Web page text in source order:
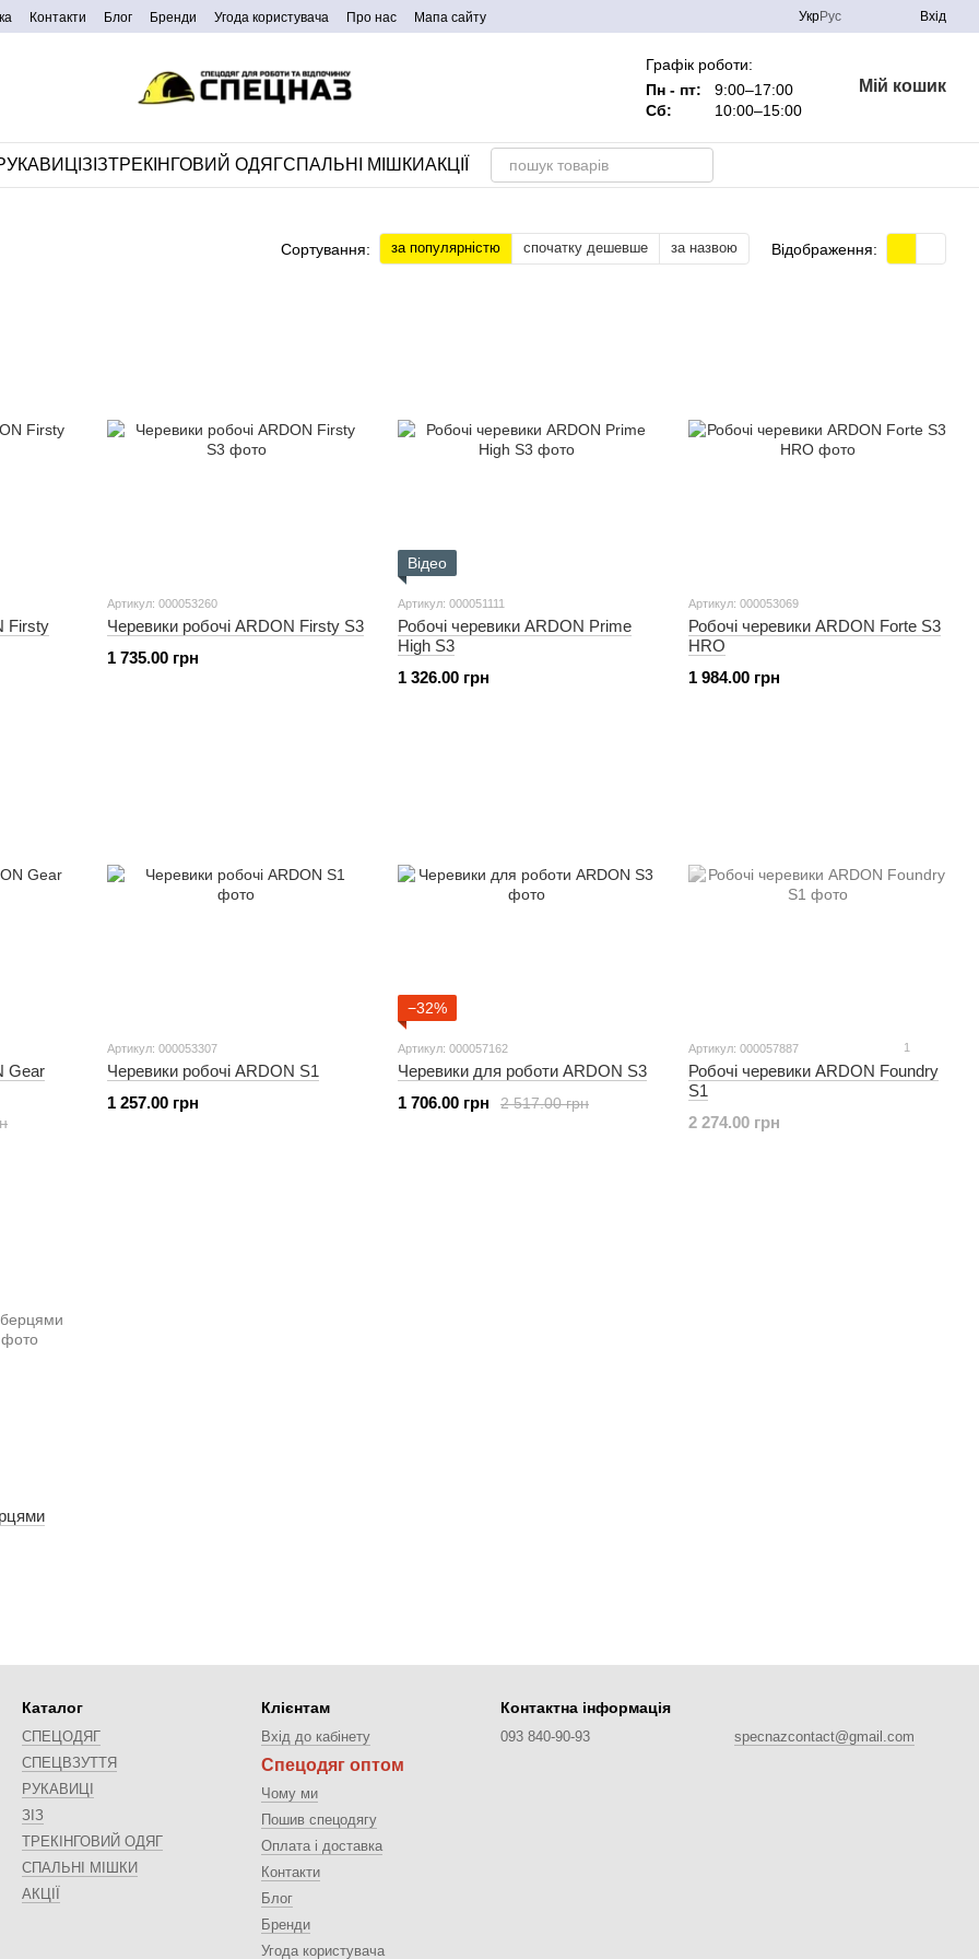
Контакти Блог Бренди Угода користувача Про нас Мапа сайту УкрРус Вхід
Графік роботи:
Пн - пт:
9:00–17:00
Сб:
10:00–15:00
Мій кошик
ЗІЗТРЕКІНГОВИЙ ОДЯГСПАЛЬНІ МІШКИАКЦІЇ
Сортування: за популярністю спочатку дешевше за назвою Відображення:
Firsty
Артикул: 000053260
Черевики робочі ARDON Firsty S3
1 735.00 грн
Відео
Артикул: 000051111
Робочі черевики ARDON Prime
High S3
1 326.00 грн
Артикул: 000053069
Робочі черевики ARDON Forte S3
HRO
1 984.00 грн
Gear
Артикул: 000053307
Черевики робочі ARDON S1
1 257.00 грн
−32%
Артикул: 000057162
Черевики для роботи ARDON S3
2 517.00 грн
1 706.00 грн
Артикул: 000057887 1
Робочі черевики ARDON Foundry
S1
2 274.00 грн
Каталог
СПЕЦОДЯГ
СПЕЦВЗУТТЯ
РУКАВИЦІ
ЗІЗ
ТРЕКІНГОВИЙ ОДЯГ
СПАЛЬНІ МІШКИ
АКЦІЇ
Клієнтам
Вхід до кабінету
Спецодяг оптом
Чому ми
Пошив спецодягу
Оплата і доставка
Контакти
Блог
Бренди
Угода користувача
Контактна інформація
093 840-90-93 specnazcontact@gmail.com